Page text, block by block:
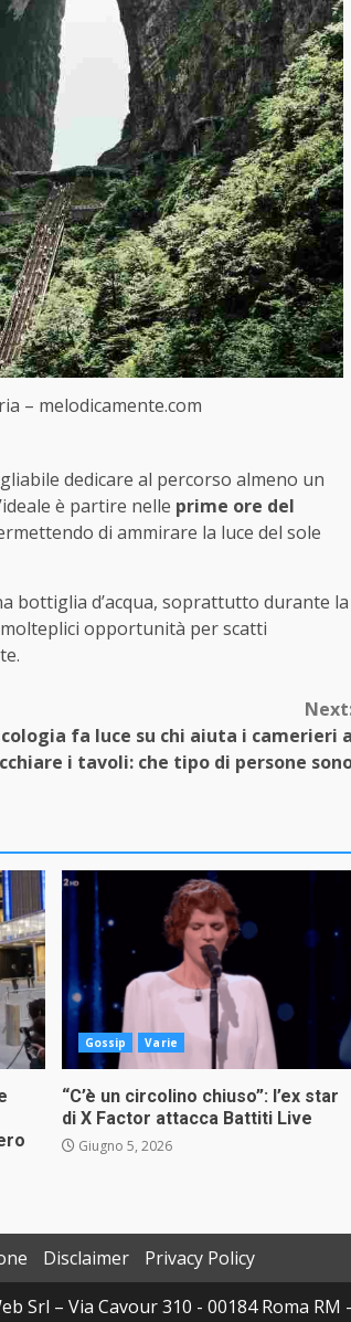
– melodicamente.com
dedicare al percorso almeno un
è partire nelle prime ore del
di ammirare la luce del sole
bottiglia d’acqua, soprattutto durante la
opportunità per scatti
fa luce su chi aiuta i camerieri
i tavoli: che tipo di persone
Gossip Varie
“C’è un circolino chiuso”: l’ex star
di X Factor attacca Battiti Live
Giugno 5, 2026
Disclaimer
Privacy Policy
– Via Cavour 310 - 00184 Roma RM